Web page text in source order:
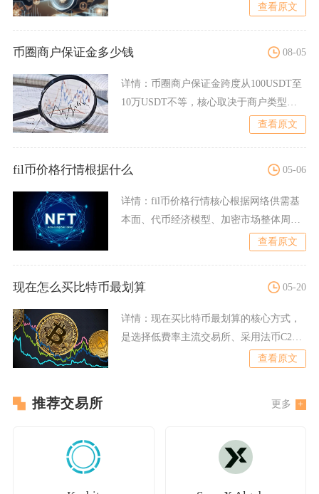
查看原文
币圈商户保证金多少钱 08-05
详情： 币圈商户保证金跨度从100USDT至
10万USDT不等，核心取决于商户类型、
查看原文
fil币价格行情根据什么 05-06
详情： fil币价格行情核心根据网络供需基
本面、代币经济模型、加密市场整体周
查看原文
现在怎么买比特币最划算 05-20
详情： 现在买比特币最划算的核心方式，
是选择低费率主流交易所、采用法币C2C
查看原文
推荐交易所 更多